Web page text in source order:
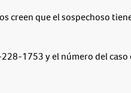
creen que el sospechoso
1753 y el número del caso